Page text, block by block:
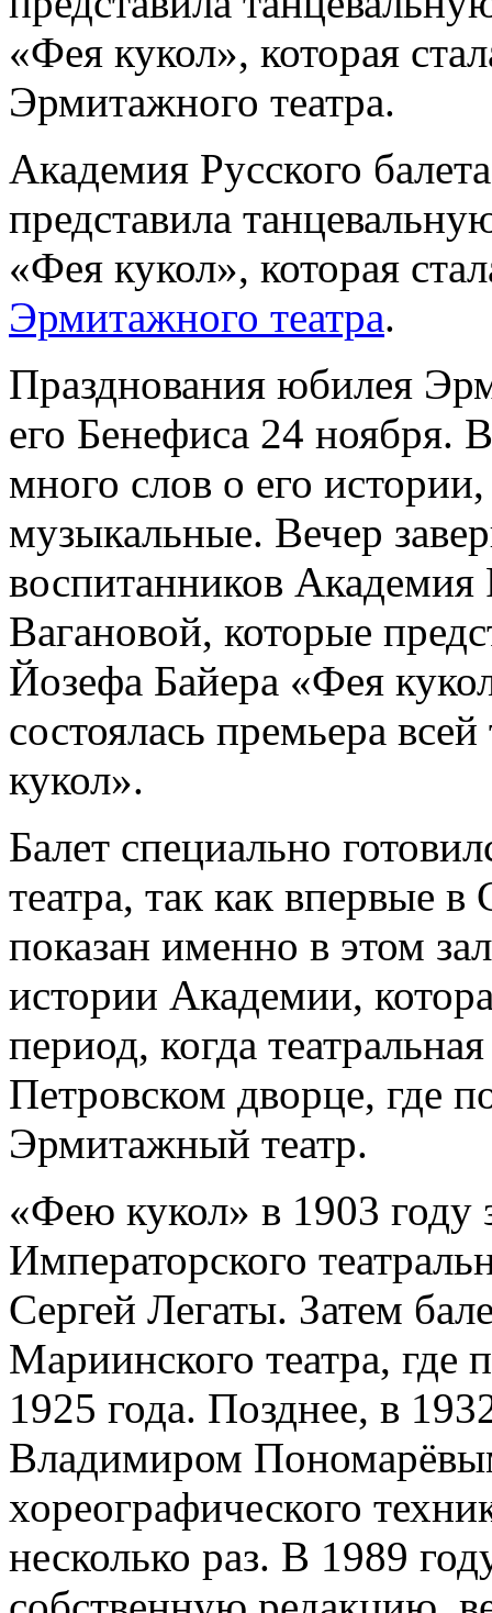
«Фея кукол», которая
Эрмитажного театра.
Академия Русского
представила
«Фея кукол», которая
Эрмитажного театра.
Празднования юбилея
его Бенефиса 24 ноября.
много слов о его
музыкальные. Вечер
воспитанников
Вагановой, которые
Йозефа Байера «Фея
состоялась премьера
кукол».
Балет специально
театра, так как впервые
показан именно в этом
истории Академии,
период, когда
Петровском дворце, где
Эрмитажный театр.
«Фею кукол» в 1903 году
Императорского
Сергей Легаты. Затем
Мариинского театра, где
1925 года. Позднее, в
Владимиром
хореографического
несколько раз. В 1989